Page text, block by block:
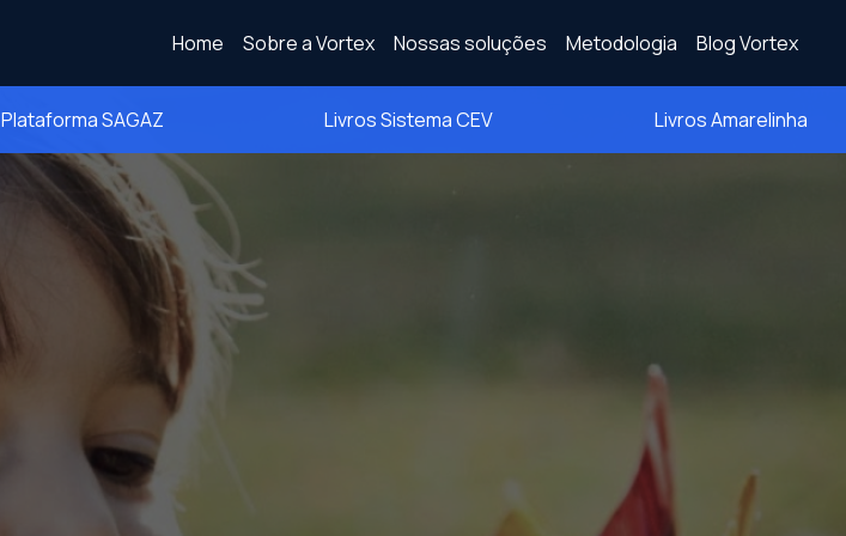
Home Sobre a Vortex Nossas soluções Metodologia Blog Vortex
Plataforma SAGAZ Livros Sistema CEV Livros Amarelinha